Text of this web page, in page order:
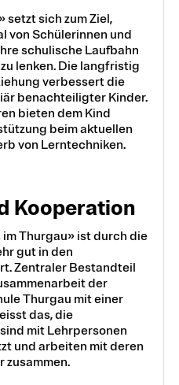
setzt sich zum Ziel,
von Schülerinnen und
schulische Laufbahn
lenken. Die langfristig
verbessert die
benachteiligter Kinder.
bieten dem Kind
beim aktuellen
von Lerntechniken.
Kooperation
Thurgau» ist durch die
gut in den
Zentraler Bestandteil
der
Thurgau mit einer
das, die
mit Lehrpersonen
und arbeiten mit deren
zusammen.